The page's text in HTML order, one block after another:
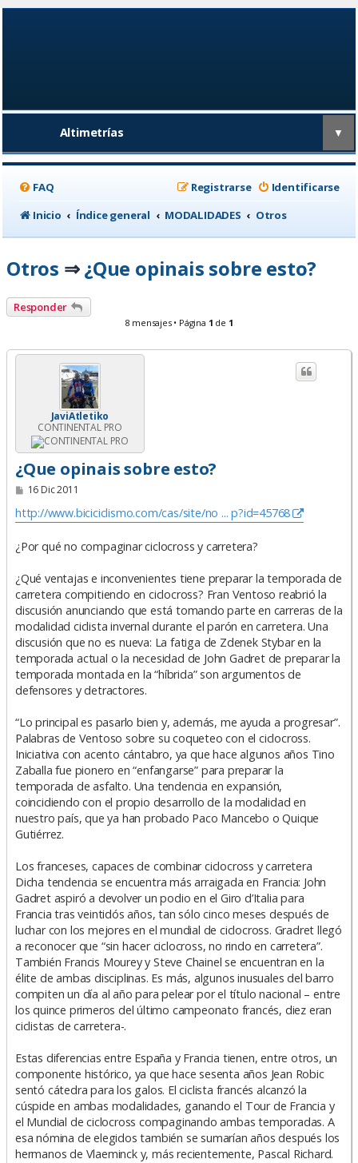
Altimetrías ▼
FAQ Identificarse
Registrarse
Inicio
Índice general MODALIDADES Otros
Otros ⇒ ¿Que opinais sobre esto?
Responder
8 mensajes • Página 1 de 1
JaviAtletiko
CONTINENTAL PRO
¿Que opinais sobre esto?
M
n
s
j
16 Dic 2011
http://www.biciciclismo.com/cas/site/no ... p?id=45768
¿Por qué no compaginar ciclocross y carretera?
¿Qué ventajas e inconvenientes tiene preparar la temporada de
carretera compitiendo en ciclocross? Fran Ventoso reabrió la
discusión anunciando que está tomando parte en carreras de la
modalidad ciclista invernal durante el parón en carretera. Una
discusión que no es nueva: La fatiga de Zdenek Stybar en la
temporada actual o la necesidad de John Gadret de preparar la
temporada montada en la “híbrida” son argumentos de
defensores y detractores.
“Lo principal es pasarlo bien y, además, me ayuda a progresar”.
Palabras de Ventoso sobre su coqueteo con el ciclocross.
Iniciativa con acento cántabro, ya que hace algunos años Tino
Zaballa fue pionero en “enfangarse” para preparar la
temporada de asfalto. Una tendencia en expansión,
coincidiendo con el propio desarrollo de la modalidad en
nuestro país, que ya han probado Paco Mancebo o Quique
Gutiérrez.
Los franceses, capaces de combinar ciclocross y carretera
Dicha tendencia se encuentra más arraigada en Francia: John
Gadret aspiró a devolver un podio en el Giro d’Italia para
Francia tras veintidós años, tan sólo cinco meses después de
luchar con los mejores en el mundial de ciclocross. Gradret llegó
a reconocer que “sin hacer ciclocross, no rindo en carretera”.
También Francis Mourey y Steve Chainel se encuentran en la
élite de ambas disciplinas. Es más, algunos inusuales del barro
compiten un día al año para pelear por el título nacional – entre
los quince primeros del último campeonato francés, diez eran
ciclistas de carretera-.
Estas diferencias entre España y Francia tienen, entre otros, un
componente histórico, ya que hace sesenta años Jean Robic
sentó cátedra para los galos. El ciclista francés alcanzó la
cúspide en ambas modalidades, ganando el Tour de Francia y
el Mundial de ciclocross compaginando ambas temporadas. A
esa nómina de elegidos también se sumarían años después los
hermanos de Vlaeminck y, más recientemente, Pascal Richard.